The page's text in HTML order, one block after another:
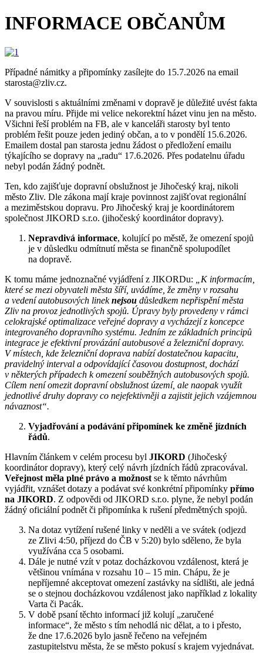
INFORMACE OBČANŮM
Případné námitky a připomínky zasílejte do 15.7.2026 na email
starosta@zliv.cz.
V souvislosti s aktuálními změnami v dopravě je důležité uvést fakta
na pravou míru. Přijde mi velice nekorektní házet vinu jen na město.
Všichni řeší problém na FB, ale v kanceláři starosty byl tento
problém řešit pouze jeden jediný občan, a to v pondělí 15.6.2026.
Emailem dostal pan starosta jednu žádost o předložení emailu
týkajícího se dopravy na „radu“ 17.6.2026. Přes podatelnu úřadu
nebyl podán žádný podnět.
Ten, kdo zajišťuje dopravní obslužnost je Jihočeský kraj, nikoli
město Zliv. Dle zákona mají kraje povinnost zajišťovat regionální
a meziměstskou dopravu. Pro Jihočeský kraj je koordinátorem
společnost JIKORD s.r.o. (jihočeský koordinátor dopravy).
Nepravdivá informace, kolující po městě, že omezení spojů
je v důsledku odmítnutí města se finančně spolupodílet
na dopravě.
K tomu máme jednoznačné vyjádření z JIKORDu: „K informacím,
které se mezi obyvateli města šíří, uvádíme, že změny v rozsahu
a vedení autobusových lineknejsou důsledkem nepřispění města
Zliv na provoz jednotlivých spojů. Úpravy byly provedeny v rámci
celokrajské optimalizace veřejné dopravy a vycházejí z koncepce
integrovaného dopravního systému. Jedním ze základních principů
integrace je efektivní provázání autobusové a železniční dopravy.
V místech, kde železniční doprava nabízí dostatečnou kapacitu,
pravidelný interval a odpovídající časovou dostupnost, dochází
v některých případech k omezení souběžných autobusových spojů.
Cílem není omezit dopravní obslužnost území, ale naopak využít
jednotlivé druhy dopravy co nejefektivněji a zajistit jejich vzájemnou
návaznost“.
Vyjadřování a podávání připomínek ke změně jízdních
řádů.
Hlavním článkem v celém procesu byl JIKORD (Jihočeský
koordinátor dopravy), který celý návrh jízdních řádů zpracovával.
Veřejnost měla plné právo a možnost se k těmto návrhům
vyjádřit, vznášet dotazy a podávat své konkrétní připomínky přímo
na JIKORD. Z odpovědi od JIKORD s.r.o. plyne, že nebyl podán
žádný oficiální podnět či připomínka k rušení předmětných spojů.
Na dotaz vytížení rušené linky v neděli a ve svátek (odjezd
ze Zlivi 4:50, příjezd do ČB v 5:20) bylo sděleno, že byla
využívána cca 5 osobami.
Dále je nutné vzít v potaz docházkovou vzdálenost, která je
většinou vnímána v rozsahu 10 – 15 min. Chápu, že je
nepříjemné akceptovat omezení zastávky na sídlišti, ale jedná
se o stejnou docházkovou vzdálenost jako například z lokality
Varta či Pacák.
V době psaní těchto informací již kolují „zaručené
informace“, že město s tím nehodlá nic dělat, a to i přesto,
že dne 17.6.2026 bylo jasně řečeno na veřejném
zastupitelstvu města, že se město pokusí s krajem vyjednávat.